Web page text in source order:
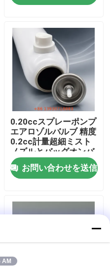
0.20ccスプレーポンプ
エアロゾルバルブ 精度
0.2cc計量超細ミスト
ノズルとバッグオンバ
ルブ互換性
お問い合わせを送信
AM